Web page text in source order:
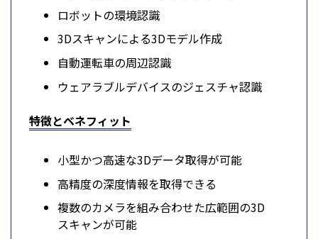
ロボットの環境認識
3Dスキャンによる3Dモデル作成
自動運転車の周辺認識
ウェアラブルデバイスのジェスチャ認識
特徴とベネフィット
小型かつ高速な3Dデータ取得が可能
高精度の深度情報を取得できる
複数のカメラを組み合わせた広範囲の3D
スキャンが可能